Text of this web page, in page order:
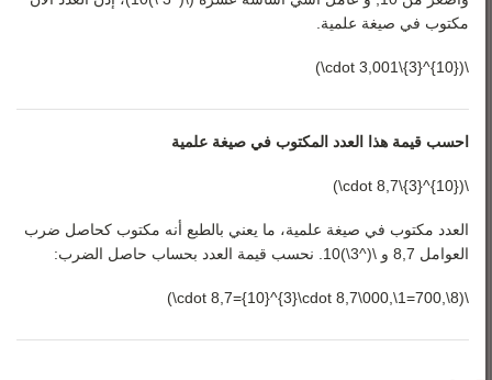
مكتوب في صيغة علمية.
\({10}^{3}\cdot 3,001\)
احسب قيمة هذا العدد المكتوب في صيغة علمية
\({10}^{3}\cdot 8,7\)
العدد مكتوب في صيغة علمية، ما يعني بالطبع أنه مكتوب كحاصل ضرب
العوامل 8,7 و \(^3\)10. نحسب قيمة العدد بحساب حاصل الضرب:
\(8\,700=1\,000\cdot 8,7={10}^{3}\cdot 8,7\)